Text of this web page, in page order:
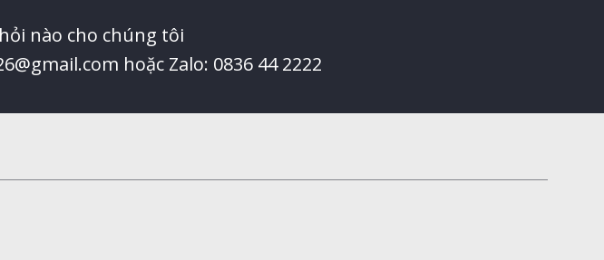
nào cho chúng tôi
hoặc Zalo: 0836 44 2222